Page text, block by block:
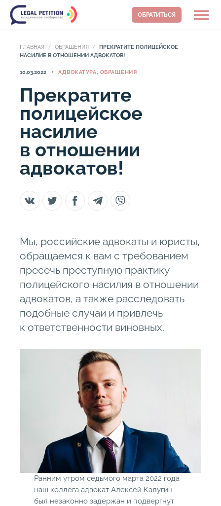
ОБРАТИТЬСЯ
ГЛАВНАЯ ОБРАЩЕНИЯ
ПРЕКРАТИТЕ ПОЛИЦЕЙСКОЕ
НАСИЛИЕ В ОТНОШЕНИИ АДВОКАТОВ!
10.03.2022 АДВОКАТУРА, ОБРАЩЕНИЯ
Прекратите
полицейское
насилие
в отношении
адвокатов!
Мы, российские адвокаты и юристы,
обращаемся к вам с требованием
пресечь преступную практику
полицейского насилия в отношении
адвокатов, а также расследовать
подобные случаи и привлечь
к ответственности виновных.
Ранним утром седьмого марта 2022 года
наш коллега адвокат Алексей Калугин
был незаконно задержан и подвергнут